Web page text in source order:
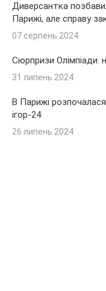
Диверсантка
Парижі, але справу
07 серпень 2024
Сюрпризи Олімпіади:
31 липень 2024
В Парижі
ігор-24
26 липень 2024